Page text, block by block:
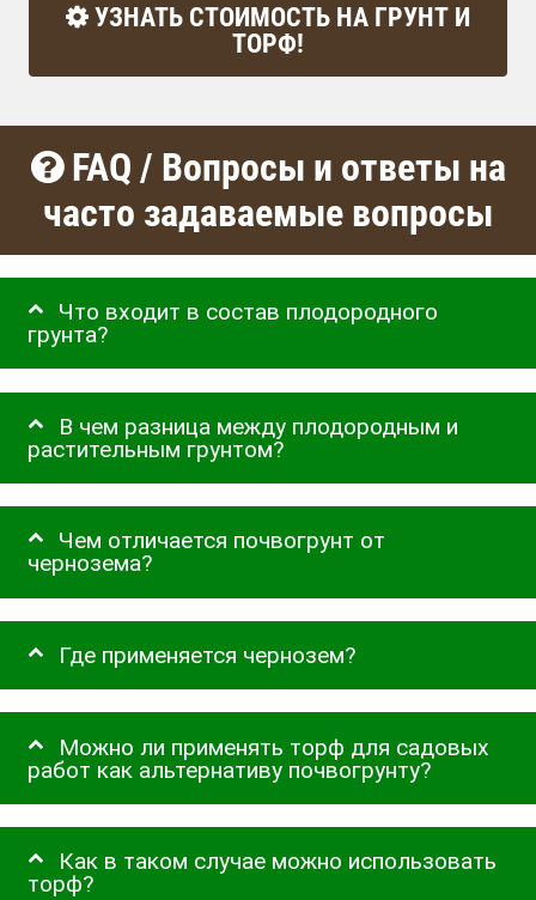
УЗНАТЬ СТОИМОСТЬ НА ГРУНТ И
ТОРФ!
FAQ / Вопросы и ответы на
часто задаваемые вопросы
Что входит в состав плодородного
грунта?
В чем разница между плодородным и
растительным грунтом?
Чем отличается почвогрунт от
чернозема?
Где применяется чернозем?
Можно ли применять торф для садовых
работ как альтернативу почвогрунту?
Как в таком случае можно использовать
торф?